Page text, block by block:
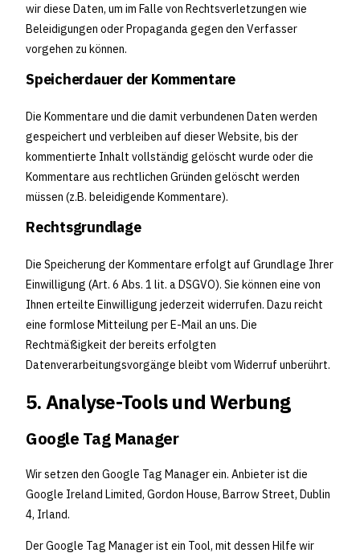
wir diese Daten, um im Falle von Rechtsverletzungen wie
Beleidigungen oder Propaganda gegen den Verfasser
vorgehen zu können.
Speicherdauer der Kommentare
Die Kommentare und die damit verbundenen Daten werden
gespeichert und verbleiben auf dieser Website, bis der
kommentierte Inhalt vollständig gelöscht wurde oder die
Kommentare aus rechtlichen Gründen gelöscht werden
müssen (z.B. beleidigende Kommentare).
Rechtsgrundlage
Die Speicherung der Kommentare erfolgt auf Grundlage Ihrer
Einwilligung (Art. 6 Abs. 1 lit. a DSGVO). Sie können eine von
Ihnen erteilte Einwilligung jederzeit widerrufen. Dazu reicht
eine formlose Mitteilung per E-Mail an uns. Die
Rechtmäßigkeit der bereits erfolgten
Datenverarbeitungsvorgänge bleibt vom Widerruf unberührt.
5. Analyse-Tools und Werbung
Google Tag Manager
Wir setzen den Google Tag Manager ein. Anbieter ist die
Google Ireland Limited, Gordon House, Barrow Street, Dublin
4, Irland.
Der Google Tag Manager ist ein Tool, mit dessen Hilfe wir